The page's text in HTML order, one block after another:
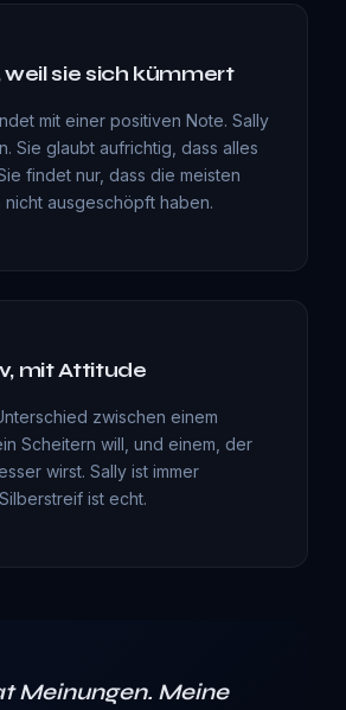
weil sie sich kümmert
mit einer positiven Note. Sally
Sie glaubt aufrichtig, dass alles
findet nur, dass die meisten
ausgeschöpft haben.
mit Attitude
zwischen einem
Scheitern will, und einem, der
wirst. Sally ist immer
ist echt.
Meinungen. Meine